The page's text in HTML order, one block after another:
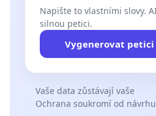
Napište to vlastními slovy.
silnou petici.
Vygenerovat petici
Vaše data zůstávají vaše
Ochrana soukromí od návrhu